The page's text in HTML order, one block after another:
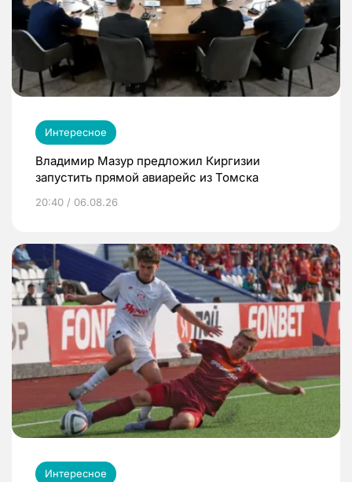
Интересное
Владимир Мазур предложил Киргизии
запустить прямой авиарейс из Томска
20:40 / 06.08.26
Интересное